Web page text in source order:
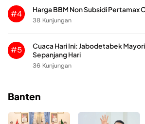
#4
Harga BBM Non Subsidi Pertamax
38 Kunjungan
#5
Cuaca Hari Ini: Jabodetabek
Sepanjang Hari
36 Kunjungan
Banten